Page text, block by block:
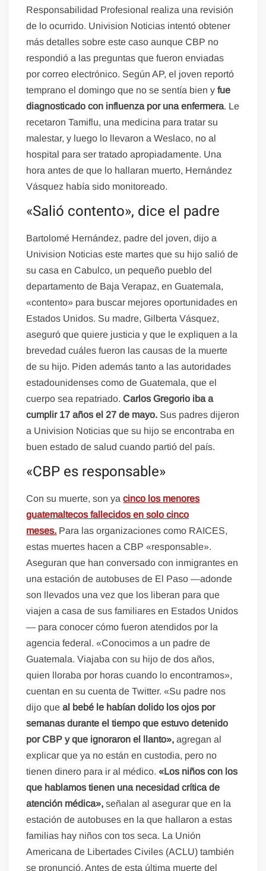
Responsabilidad Profesional realiza una revisión
de lo ocurrido. Univision Noticias intentó obtener
más detalles sobre este caso aunque CBP no
respondió a las preguntas que fueron enviadas
por correo electrónico. Según AP, el joven reportó
temprano el domingo que no se sentía bien yfue
diagnosticado con influenza por una enfermera. Le
recetaron Tamiflu, una medicina para tratar su
malestar, y luego lo llevaron a Weslaco, no al
hospital para ser tratado apropiadamente. Una
hora antes de que lo hallaran muerto, Hernández
Vásquez había sido monitoreado.
«Salió contento», dice el padre
Bartolomé Hernández, padre del joven, dijo a
Univision Noticias este martes que su hijo salió de
su casa en Cabulco, un pequeño pueblo del
departamento de Baja Verapaz, en Guatemala,
«contento» para buscar mejores oportunidades en
Estados Unidos. Su madre, Gilberta Vásquez,
aseguró que quiere justicia y que le expliquen a la
brevedad cuáles fueron las causas de la muerte
de su hijo. Piden además tanto a las autoridades
estadounidenses como de Guatemala, que el
cuerpo sea repatriado.Carlos Gregorio iba a
cumplir 17 años el 27 de mayo. Sus padres dijeron
a Univision Noticias que su hijo se encontraba en
buen estado de salud cuando partió del país.
«CBP es responsable»
Con su muerte, son yacinco los menores
guatemaltecos fallecidos en solo cinco
meses. Para las organizaciones como RAICES,
estas muertes hacen a CBP «responsable».
Aseguran que han conversado con inmigrantes en
una estación de autobuses de El Paso —adonde
son llevados una vez que los liberan para que
viajen a casa de sus familiares en Estados Unidos
— para conocer cómo fueron atendidos por la
agencia federal. «Conocimos a un padre de
Guatemala. Viajaba con su hijo de dos años,
quien lloraba por horas cuando lo encontramos»,
cuentan en su cuenta de Twitter. «Su padre nos
dijo queal bebé le habían dolido los ojos por
semanas durante el tiempo que estuvo detenido
por CBP y que ignoraron el llanto», agregan al
explicar que ya no están en custodia, pero no
tienen dinero para ir al médico.«Los niños con los
que hablamos tienen una necesidad crítica de
atención médica», señalan al asegurar que en la
estación de autobuses en la que hallaron a estas
familias hay niños con tos seca. La Unión
Americana de Libertades Civiles (ACLU) también
se pronunció. Antes de esta última muerte del